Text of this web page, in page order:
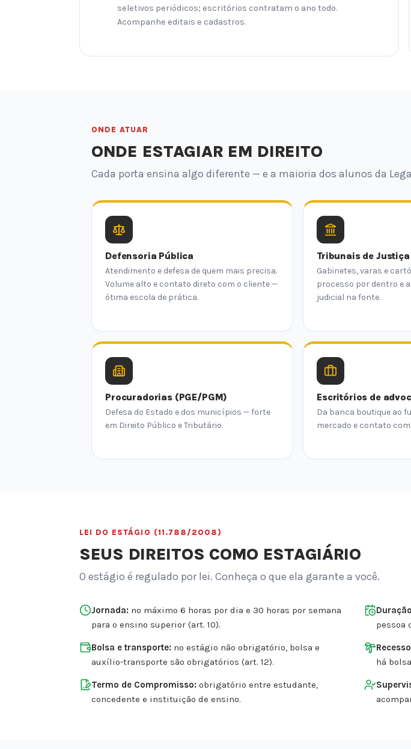
seletivos periódicos; escritórios contratam o ano todo.
Acompanhe editais e cadastros.
ONDE ATUAR
ONDE ESTAGIAR EM DIREITO
Cada porta ensina algo diferente — e a maioria dos alunos da
Defensoria Pública
Atendimento e defesa de quem mais precisa.
Volume alto e contato direto com o cliente —
ótima escola de prática.
Tribunais de Justiça
Gabinetes, varas e
processo por dentro e
judicial na fonte.
Procuradorias (PGE/PGM)
Defesa do Estado e dos municípios — forte
em Direito Público e Tributário.
Escritórios de
Da banca boutique ao
mercado e contato
LEI DO ESTÁGIO (11.788/2008)
SEUS DIREITOS COMO ESTAGIÁRIO
O estágio é regulado por lei. Conheça o que ela garante a você.
Jornada: no máximo 6 horas por dia e 30 horas por semana
para o ensino superior (art. 10).
pessoa
Bolsa e transporte: no estágio não obrigatório, bolsa e
auxílio-transporte são obrigatórios (art. 12).
há
Termo de Compromisso: obrigatório entre estudante,
concedente e instituição de ensino.